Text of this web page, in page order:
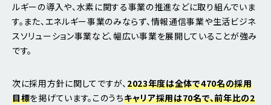
ルギーの導入や、水素に関する事業の推進などに取り組んでいま
す。また、エネルギー事業のみならず、情報通信事業や生活ビジネ
スソリューション事業など、幅広い事業を展開していることが強み
です。
次に採用方針に関してですが、2023年度は全体で470名の採用
目標を掲げています。このうちキャリア採用は70名で、前年比の2